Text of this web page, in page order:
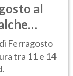
al
Ferragosto
tra 11 e 14